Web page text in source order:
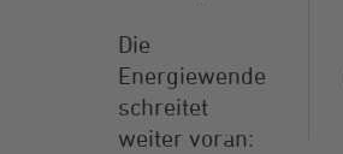
Die
Energiewende
schreitet
weiter voran: